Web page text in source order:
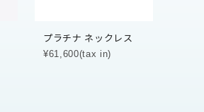
プラチナ ネックレス
¥61,600(tax in)